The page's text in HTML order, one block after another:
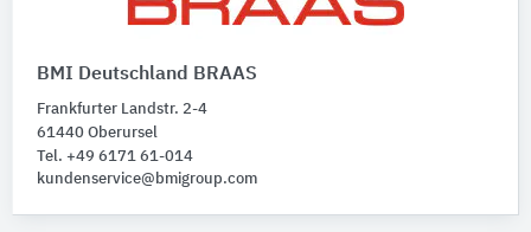
BMI Deutschland BRAAS
Frankfurter Landstr. 2-4
61440 Oberursel
Tel. +49 6171 61-014
kundenservice@bmigroup.com